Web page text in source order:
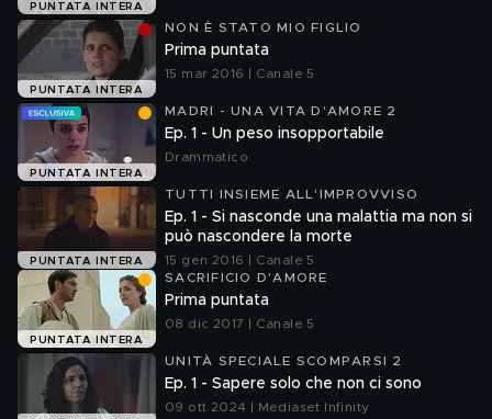
PUNTATA INTERA
PUNTATA INTERA
NON È STATO MIO FIGLIO
Prima puntata
15 mar 2016 | Canale 5
PUNTATA INTERA
MADRI - UNA VITA D'AMORE 2
Ep. 1 - Un peso insopportabile
Drammatico
PUNTATA INTERA
TUTTI INSIEME ALL'IMPROVVISO
Ep. 1 - Si nasconde una malattia ma non si
può nascondere la morte
15 gen 2016 | Canale 5
PUNTATA INTERA
SACRIFICIO D'AMORE
Prima puntata
08 dic 2017 | Canale 5
UNITÀ SPECIALE SCOMPARSI 2
Ep. 1 - Sapere solo che non ci sono
09 ott 2024 | Mediaset Infinity